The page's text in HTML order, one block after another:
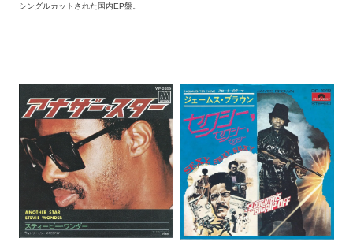
シングルカットされた国内EP盤。